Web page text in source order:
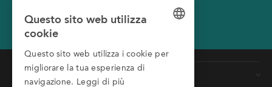
Chiedeteci di contattarvi
per un consulto personale.
Vi richiameremo
Nome
Cognome
Prodotti
Questo sito web utilizza
cookie
Questo sito web utilizza i cookie per
migliorare la tua esperienza di
navigazione. Leggi di più